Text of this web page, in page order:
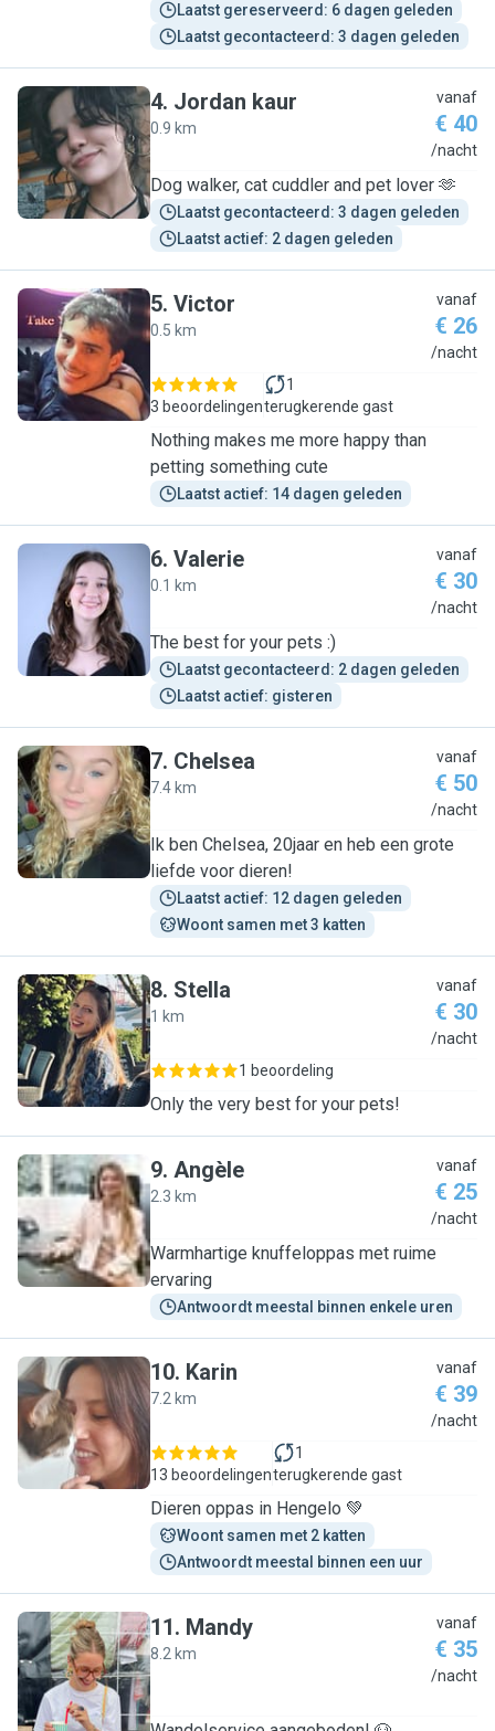
Laatst gereserveerd: 6 dagen geleden
Laatst gecontacteerd: 3 dagen geleden
J
4. Jordan kaur
0.9 km
vanaf
€ 40
/nacht
Dog walker, cat cuddler and pet lover 🫶
Laatst gecontacteerd: 3 dagen geleden
Laatst actief: 2 dagen geleden
V
5. Victor
0.5 km
vanaf
€ 26
/nacht
3 beoordelingen
1
terugkerende gast
Nothing makes me more happy than
petting something cute
Laatst actief: 14 dagen geleden
V
6. Valerie
0.1 km
vanaf
€ 30
/nacht
The best for your pets :)
Laatst gecontacteerd: 2 dagen geleden
Laatst actief: gisteren
C
7. Chelsea
7.4 km
vanaf
€ 50
/nacht
Ik ben Chelsea, 20jaar en heb een grote
liefde voor dieren!
Laatst actief: 12 dagen geleden
Woont samen met 3 katten
S
8. Stella
1 km
vanaf
€ 30
/nacht
1 beoordeling
Only the very best for your pets!
A
9. Angèle
2.3 km
vanaf
€ 25
/nacht
Warmhartige knuffeloppas met ruime
ervaring
Antwoordt meestal binnen enkele uren
K
10. Karin
7.2 km
vanaf
€ 39
/nacht
13 beoordelingen
1
terugkerende gast
Dieren oppas in Hengelo 💚
Woont samen met 2 katten
Antwoordt meestal binnen een uur
M
11. Mandy
8.2 km
vanaf
€ 35
/nacht